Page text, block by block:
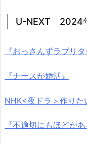
U-NEXT 2024
『おっさんずラブリタ
『ナースが婚活』
NHK<夜ドラ＞作り
『不適切にもほどがあ